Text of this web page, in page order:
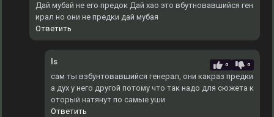
Дай мубай не его предок Дай хао это вбутновавшийся ген
ирал но они не предки дай мубая
Ответить
ls 0 0
сам ты взбунтовавшийся генерал, они какраз предки
а дух у него другой потому что так надо для сюжета к
оторый натянут по самые уши
Ответить